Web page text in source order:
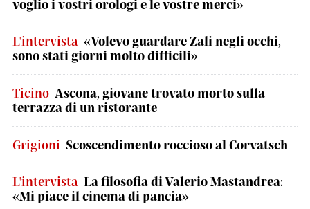
voglio i vostri orologi e le vostre merci»
L'intervista «Volevo guardare Zali negli occhi,
sono stati giorni molto difficili»
Ticino Ascona, giovane trovato morto sulla
terrazza di un ristorante
Grigioni Scoscendimento roccioso al Corvatsch
L'intervista La filosofia di Valerio Mastandrea:
«Mi piace il cinema di pancia»